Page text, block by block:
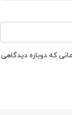
که دوباره دیدگاهی